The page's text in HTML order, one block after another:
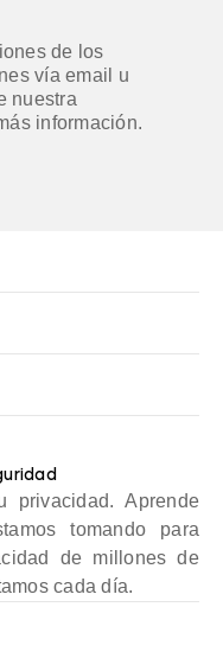
de los
vía email u
nuestra
información.
privacidad. Aprende
tomando para
de millones de
cada día.